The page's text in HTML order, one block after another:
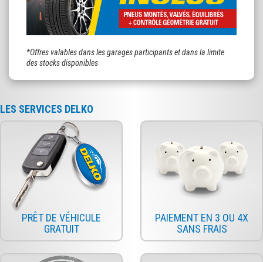
*Offres valables dans les garages participants et dans la limite
des stocks disponibles
LES SERVICES DELKO
PRÊT DE VÉHICULE
GRATUIT
PAIEMENT EN 3 OU 4X
SANS FRAIS